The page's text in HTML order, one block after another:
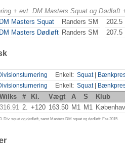
+ evt. DM Masters Squat og
DM Masters Squat Randers SM 202.5
DM Masters Dødløft Randers SM 207.5
Enkelt: Squat|
Enkelt: Squat|
Wilks # Kl. Vægt A S Klub
316.91 2. +120 163.50 M1 M1
squat og dødløft, samt Masters DM squat og dødløft: Fra 2015.